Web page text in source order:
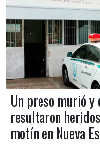
Un preso murió y
resultaron
motín en Nueva